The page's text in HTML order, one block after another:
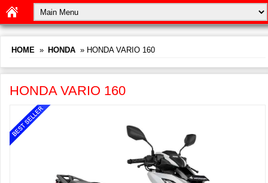
HOME » HONDA » HONDA VARIO 160
HONDA VARIO 160